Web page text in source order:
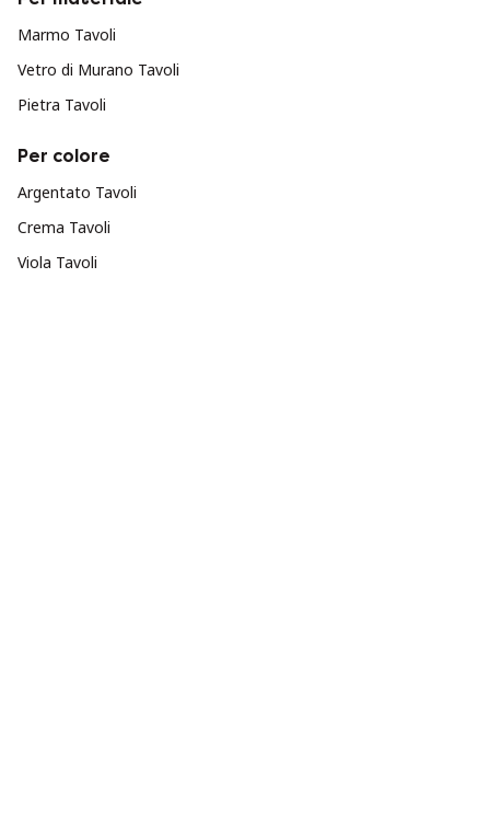
Marmo Tavoli
Vetro di Murano Tavoli
Pietra Tavoli
Per colore
Argentato Tavoli
Crema Tavoli
Viola Tavoli